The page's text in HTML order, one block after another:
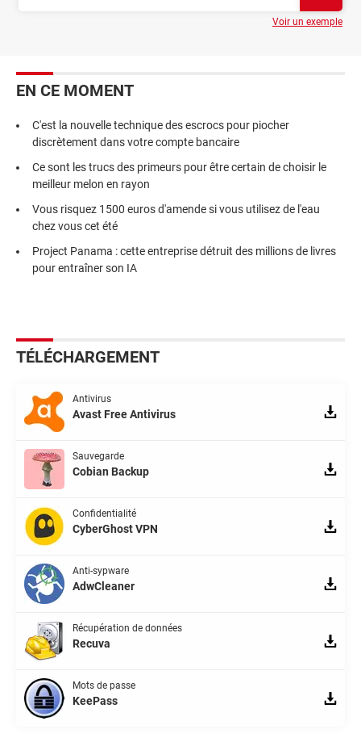
Voir un exemple
EN CE MOMENT
C'est la nouvelle technique des escrocs pour piocher
discrètement dans votre compte bancaire
Ce sont les trucs des primeurs pour être certain de choisir le
meilleur melon en rayon
Vous risquez 1500 euros d'amende si vous utilisez de l'eau
chez vous cet été
Project Panama : cette entreprise détruit des millions de livres
pour entraîner son IA
TÉLÉCHARGEMENT
Antivirus
Avast Free Antivirus
Sauvegarde
Cobian Backup
Confidentialité
CyberGhost VPN
Anti-sypware
AdwCleaner
Récupération de données
Recuva
Mots de passe
KeePass